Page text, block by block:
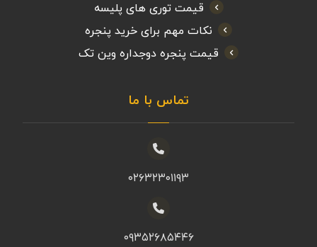
قیمت توری های پلیسه
نکات مهم برای خرید پنجره
قیمت پنجره دوجداره وین تک
تماس با ما
۰۲۶۳۲۳۰۱۱۹۳
۰۹۳۵۲۶۸۵۴۴۶